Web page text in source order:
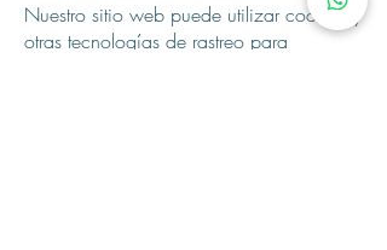
Nuestro sitio web puede utilizar cookies y
otras tecnologías de rastreo para